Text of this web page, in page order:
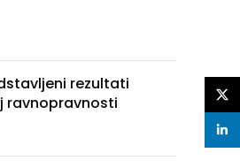
rezultati
ravnopravnosti